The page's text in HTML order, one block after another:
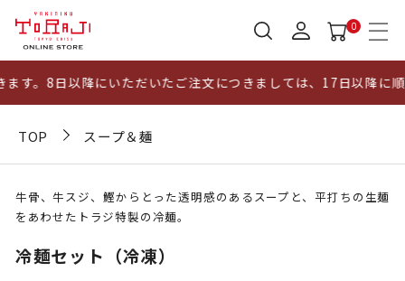
0
日以降にいただいたご注文につきましては、17日以降に順
TOP スープ＆麺
牛骨、牛スジ、鰹からとった透明感のあるスープと、平打ちの生麺
をあわせたトラジ特製の冷麺。
冷麺セット（冷凍）